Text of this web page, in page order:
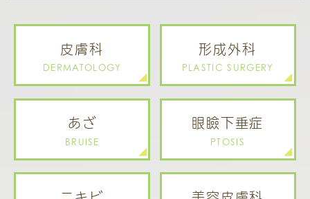
皮膚科
DERMATOLOGY
形成外科
PLASTIC SURGERY
あざ
BRUISE
眼瞼下垂症
PTOSIS